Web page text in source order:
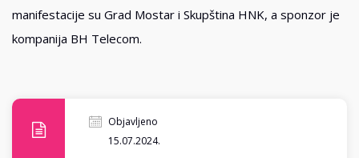
manifestacije su Grad Mostar i Skupština HNK, a sponzor je
kompanija BH Telecom.
Objavljeno
15.07.2024.